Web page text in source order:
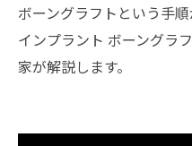
ボーングラフトという手
インプラント ボーングラ
家が解説します。